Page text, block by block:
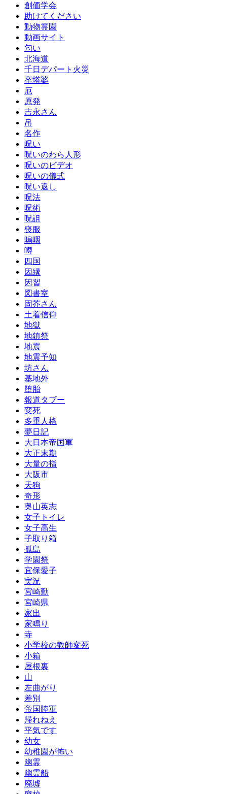
創価学会
助けてください
動物霊園
動画サイト
匂い
北海道
千日デパート火災
卒塔婆
厄
原発
吉永さん
吊
名作
呪い
呪いのわら人形
呪いのビデオ
呪いの儀式
呪い返し
呪法
呪術
呪詛
喪服
嗚咽
噂
四国
因縁
因習
図書室
固芥さん
土着信仰
地獄
地鎮祭
地震
地震予知
坊さん
基地外
堕胎
報道タブー
変死
多重人格
夢日記
大日本帝国軍
大正末期
大量の指
大阪市
天狗
奇形
奥山英志
女子トイレ
女子高生
子取り箱
孤島
学園祭
宜保愛子
実況
宮崎勤
宮崎県
家出
家鳴り
寺
小学校の教師変死
小箱
屋根裏
山
左曲がり
差別
帝国陸軍
帰れねえ
平気です
幼女
幼稚園が怖い
幽霊
幽霊船
廃墟